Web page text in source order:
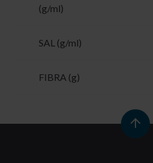
(g/ml)
SAL (g/ml)
FIBRA (g)